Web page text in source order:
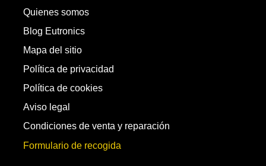
Quienes somos
Blog Eutronics
Mapa del sitio
Política de privacidad
Política de cookies
Aviso legal
Condiciones de venta y reparación
Formulario de recogida